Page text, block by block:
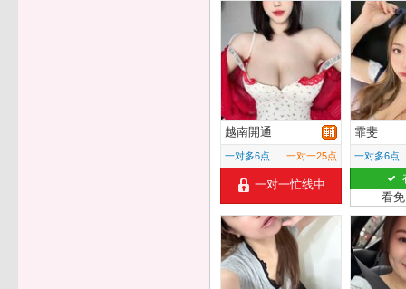
越南開通
一对多6点 一对一25点
一对一忙线中
霏斐
一对多6点
看